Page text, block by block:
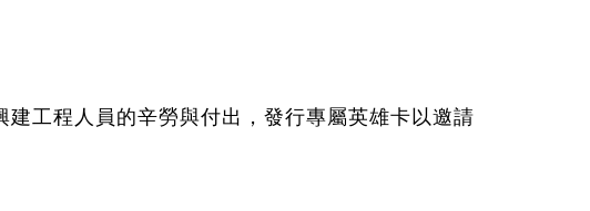
工程人員的辛勞與付出，發行專屬英雄卡以邀請